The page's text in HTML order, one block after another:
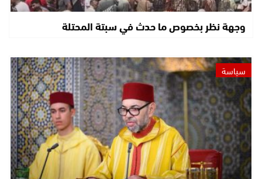
وجهة نظر بخصوص ما حدث في سبتة المحتلة
سياسة